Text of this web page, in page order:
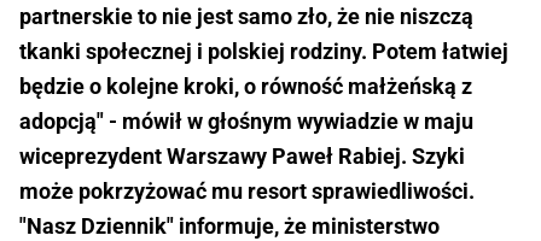
partnerskie to nie jest samo zło, że nie niszczą
tkanki społecznej i polskiej rodziny. Potem łatwiej
będzie o kolejne kroki, o równość małżeńską z
adopcją" - mówił w głośnym wywiadzie w maju
wiceprezydent Warszawy Paweł Rabiej. Szyki
może pokrzyżować mu resort sprawiedliwości.
"Nasz Dziennik" informuje, że ministerstwo